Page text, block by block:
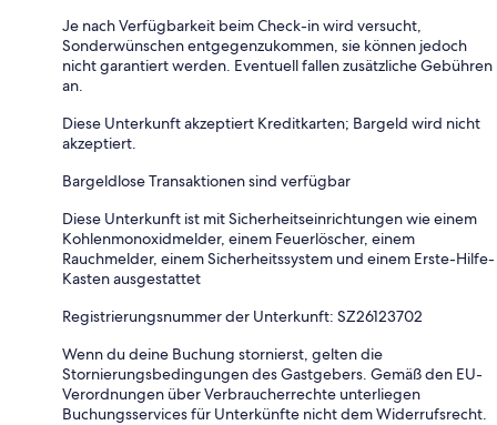
Je nach Verfügbarkeit beim Check-in wird versucht,
Sonderwünschen entgegenzukommen, sie können jedoch
nicht garantiert werden. Eventuell fallen zusätzliche Gebühren
an.
Diese Unterkunft akzeptiert Kreditkarten; Bargeld wird nicht
akzeptiert.
Bargeldlose Transaktionen sind verfügbar
Diese Unterkunft ist mit Sicherheitseinrichtungen wie einem
Kohlenmonoxidmelder, einem Feuerlöscher, einem
Rauchmelder, einem Sicherheitssystem und einem Erste-Hilfe-
Kasten ausgestattet
Registrierungsnummer der Unterkunft: SZ26123702
Wenn du deine Buchung stornierst, gelten die
Stornierungsbedingungen des Gastgebers. Gemäß den EU-
Verordnungen über Verbraucherrechte unterliegen
Buchungsservices für Unterkünfte nicht dem Widerrufsrecht.